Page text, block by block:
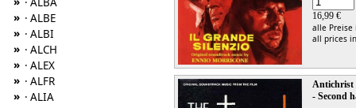
» · ALBE
» · ALBI
» · ALCH
» · ALEX
» · ALFR
» · ALIA
16,99 €
alle
all prices
Antichrist
- Second